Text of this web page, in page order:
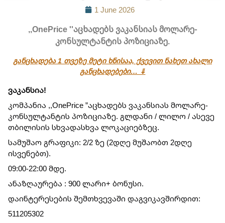
1 June 2026
,,OnePrice ''აცხადებს ვაკანსიას მოლარე-
კონსულტანტის პოზიციაზე.
განცხადება 1 თვეზე მეტი ხნისაა, ქვევით ნახეთ ახალი
განცხადებები… ⇓
ვაკანსია!
კომპანია ,,OnePrice ”აცხადებს ვაკანსიას მოლარე-
კონსულტანტის პოზიციაზე. გლდანი / ლილო / ასევე
თბილისის სხვადასხვა ლოკაციებზეც.
სამუშაო გრაფიკი: 2/2 ზე (2დღე მუშაობთ 2დღე
ისვენებთ).
09:00-22:00 მდე.
ანაზღაურება : 900 ლარი+ ბონუსი.
დაინტერესების შემთხვევაში დაგვიკავშირდით:
511205302